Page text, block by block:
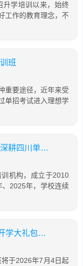
升学培训以来，始终
工作的教育理念，不
班
重要途径，近年来受
单招考试进入理想学
成都本土老牌机构——成都美思单招深耕四川单招16年，助力学生录取公办院校！
机构，成立于2010
2025年，学校连续
普华单招开班报名福利！前100名赠开学大礼包，含床上用品，棉服，先到先得！
于2026年7月4日起